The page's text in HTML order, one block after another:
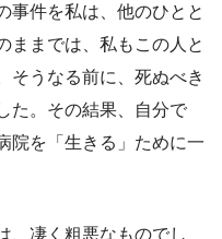
事件を私は、他のひとと
ままでは、私もこの人と
そうなる前に、死ぬべき
た。その結果、自分で
院を「生きる」ために一
、凄く粗悪なものでし